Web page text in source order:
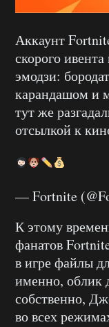
Аккаунт
скорого
эмодзи:
карандашом и
тут же
отсылкой к
— Fortnite
К этому
фанатов
в игре файлы
именно, облик
собственно,
во всех